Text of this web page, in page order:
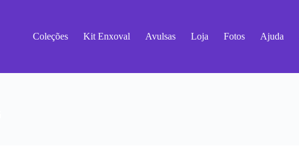
Coleções Kit Enxoval Avulsas Loja Fotos Ajuda